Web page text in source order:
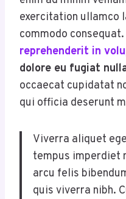
exercitation ullamco
commodo consequat.
reprehenderit in
dolore eu fugiat
occaecat cupidatat
qui officia deserunt
Viverra aliquet
tempus imperdiet
arcu felis
quis viverra nibh.